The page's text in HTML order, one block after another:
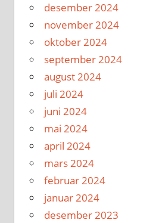
desember 2024
november 2024
oktober 2024
september 2024
august 2024
juli 2024
juni 2024
mai 2024
april 2024
mars 2024
februar 2024
januar 2024
desember 2023